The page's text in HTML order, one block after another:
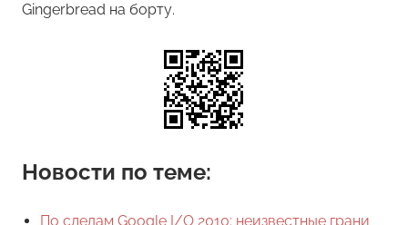
Gingerbread на борту.
Новости по теме:
По следам Google I/O 2010: неизвестные грани